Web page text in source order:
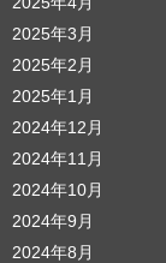
2025年3月
2025年2月
2025年1月
2024年12月
2024年11月
2024年10月
2024年9月
2024年8月